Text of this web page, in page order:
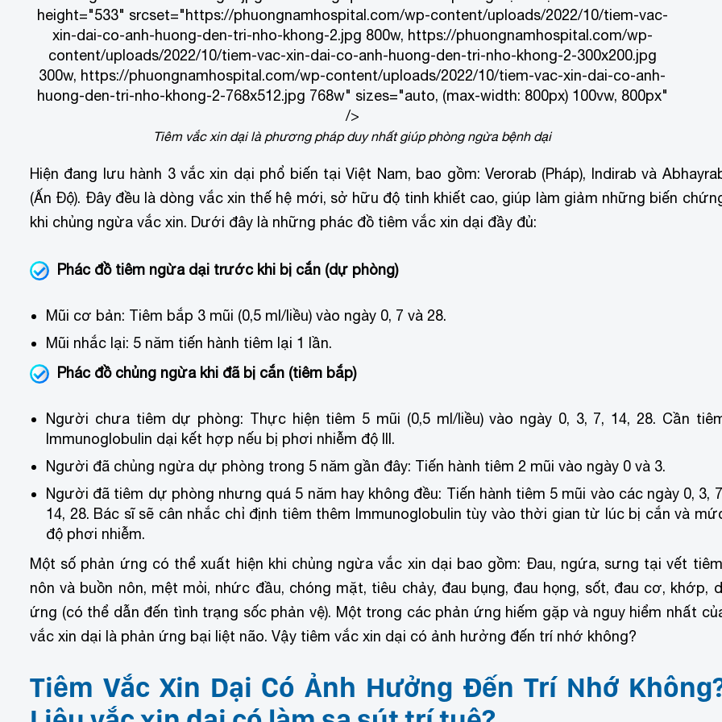
height="533" srcset="https://phuongnamhospital.com/wp-content/uploads/2022/10/tiem-vac-
xin-dai-co-anh-huong-den-tri-nho-khong-2.jpg 800w, https://phuongnamhospital.com/wp-
content/uploads/2022/10/tiem-vac-xin-dai-co-anh-huong-den-tri-nho-khong-2-300x200.jpg
300w, https://phuongnamhospital.com/wp-content/uploads/2022/10/tiem-vac-xin-dai-co-anh-
huong-den-tri-nho-khong-2-768x512.jpg 768w" sizes="auto, (max-width: 800px) 100vw, 800px"
/>
Tiêm vắc xin dại là phương pháp duy nhất giúp phòng ngừa bệnh dại
Hiện đang lưu hành 3 vắc xin dại phổ biến tại Việt Nam, bao gồm: Verorab (Pháp), Indirab và
(Ấn Độ). Đây đều là dòng vắc xin thế hệ mới, sở hữu độ tinh khiết cao, giúp làm giảm những biến
khi chủng ngừa vắc xin. Dưới đây là những phác đồ tiêm vắc xin dại đầy đủ:
Phác đồ tiêm ngừa dại trước khi bị cắn (dự phòng)
Mũi cơ bản: Tiêm bắp 3 mũi (0,5 ml/liều) vào ngày 0, 7 và 28.
Mũi nhắc lại: 5 năm tiến hành tiêm lại 1 lần.
Phác đồ chủng ngừa khi đã bị cắn (tiêm bắp)
Người chưa tiêm dự phòng: Thực hiện tiêm 5 mũi (0,5 ml/liều) vào ngày 0, 3, 7, 14, 28. Cần
Immunoglobulin dại kết hợp nếu bị phơi nhiễm độ III.
Người đã chủng ngừa dự phòng trong 5 năm gần đây: Tiến hành tiêm 2 mũi vào ngày 0 và 3.
Người đã tiêm dự phòng nhưng quá 5 năm hay không đều: Tiến hành tiêm 5 mũi vào các ngày 0, 3,
14, 28. Bác sĩ sẽ cân nhắc chỉ định tiêm thêm Immunoglobulin tùy vào thời gian từ lúc bị cắn và
độ phơi nhiễm.
Một số phản ứng có thể xuất hiện khi chủng ngừa vắc xin dại bao gồm: Đau, ngứa, sưng tại vết
nôn và buồn nôn, mệt mỏi, nhức đầu, chóng mặt, tiêu chảy, đau bụng, đau họng, sốt, đau cơ, khớp,
ứng (có thể dẫn đến tình trạng sốc phản vệ). Một trong các phản ứng hiếm gặp và nguy hiểm nhất
vắc xin dại là phản ứng bại liệt não. Vậy tiêm vắc xin dại có ảnh hưởng đến trí nhớ không?
Tiêm Vắc Xin Dại Có Ảnh Hưởng Đến Trí Nhớ